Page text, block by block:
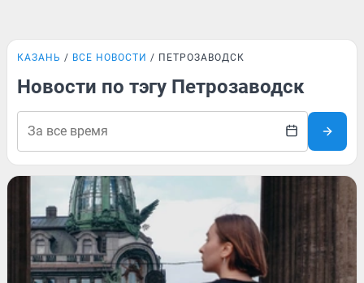
КАЗАНЬ ВСЕ НОВОСТИ ПЕТРОЗАВОДСК
Новости по тэгу Петрозаводск